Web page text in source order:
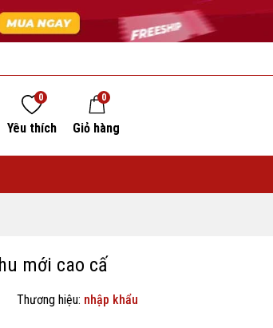
Yêu thích
0
Giỏ hàng
0
mới cao cấ
Thương hiệu: nhập khẩu